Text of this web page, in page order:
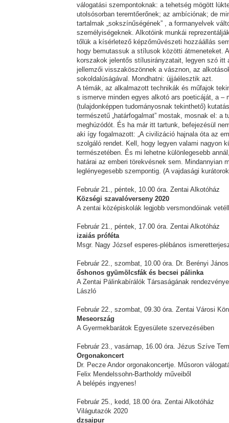
válogatási szempontoknak: a tehetség mögött
utolsósorban teremtőerőnek; az ambíciónak; de
tartalmak „sokszínűségének” , a formanyelvek
személyiségeknek. Alkotóink munkái
tőlük a kísérletező képzőművészeti hozzáállás
hogy bemutassuk a stílusok közötti átmeneteket.
korszakok jelentős stílusirányzatait, legyen szó itt
jellemzői visszaköszönnek a vásznon, az
sokoldalúságával. Mondhatni: újjáélesztik azt.
A témák, az alkalmazott technikák és műfajok
s ismerve minden egyes alkotó ars poeticáját, a –
(tulajdonképpen tudományosnak tekinthető)
természetű „határfogalmat” mostak, mosnak el: a
meghúzódót. És ha már itt tartunk, befejezésül
aki így fogalmazott: „A civilizáció hajnala óta az
szolgáló rendet. Kell, hogy legyen valami nagyon
természetében. És mi lehetne különlegesebb
határai az emberi törekvésnek sem. Mindannyian
leglényegesebb szempontig. (A vajdasági
Február 21., péntek, 10.00 óra. Zentai Alkotóház
Községi szavalóverseny 2020
A zentai középiskolák legjobb versmondóinak
Február 21., péntek, 17.00 óra. Zentai Alkotóház
izaiás próféta
Msgr. Nagy József esperes-plébános
Február 22., szombat, 10.00 óra. Dr. Berényi
őshonos gyümölcsfák és becsei pálinka
A Zentai Pálinkabírálók Társaságának
László
Február 22., szombat, 09.30 óra. Zentai Városi
Meseország
A Gyermekbarátok Egyesülete szervezésében
Február 23., vasárnap, 16.00 óra. Jézus Szíve
Orgonakoncert
Dr. Pecze Andor orgonakoncertje. Műsoron
Felix Mendelssohn-Bartholdy műveiből
A belépés ingyenes!
Február 25., kedd, 18.00 óra. Zentai Alkotóház
Világutazók 2020
dzsaipur